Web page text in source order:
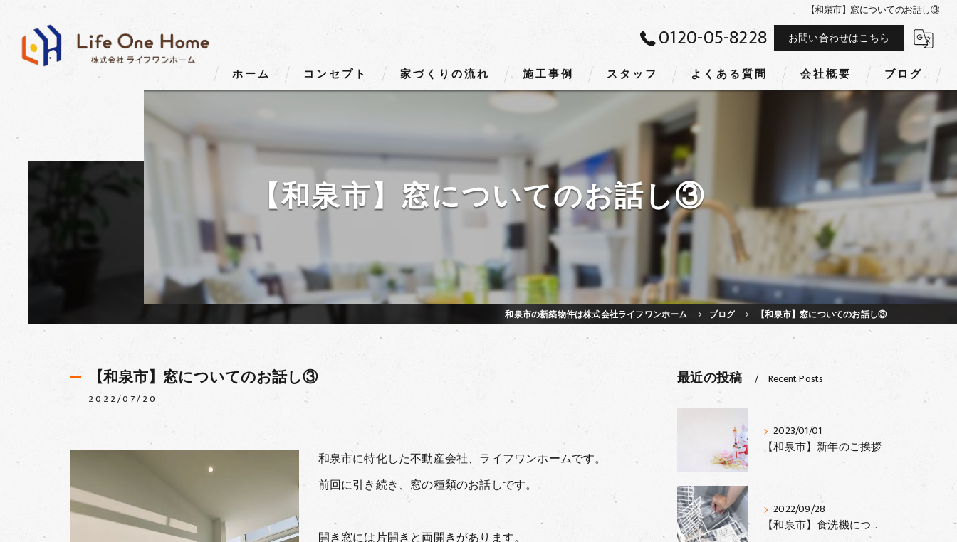
【和泉市】窓についてのお話し③
0120-05-8228 お問い合わせはこちら
ホーム コンセプト 家づくりの流れ 施工事例 スタッフ よくある質問 会社概要 ブログ
【和泉市】窓についてのお話し③
和泉市の新築物件は株式会社ライフワンホーム ブログ 【和泉市】窓についてのお話し③
【和泉市】窓についてのお話し③
2022/07/20
和泉市に特化した不動産会社、ライフワンホームです。
前回に引き続き、窓の種類のお話しです。
開き窓には片開きと両開きがあります。
最近の投稿 Recent Posts
2023/01/01
【和泉市】新年のご挨拶
2022/09/28
【和泉市】食洗機について③